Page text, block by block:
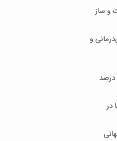
و ساز
و
ارائه تسهیلات سرمایه در گردش تا سقف ۱۰۰ درصد
در